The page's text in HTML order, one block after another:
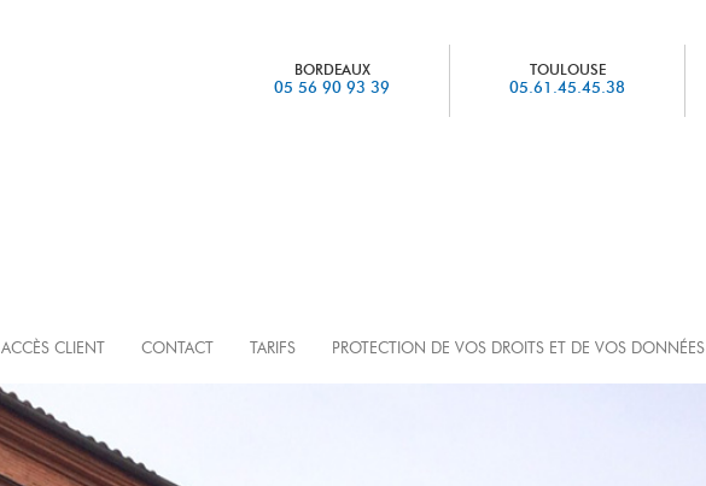
TOULOUSE
05.61.45.45.38
BORDEAUX
05 56 90 93 39
ACCÈS CLIENT CONTACT TARIFS PROTECTION DE VOS DROITS ET DE VOS DONNÉES